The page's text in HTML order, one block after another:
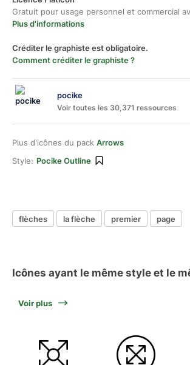
Gratuit pour usage personnel et commercial
Plus d'informations
Créditer le graphiste est obligatoire.
Comment créditer le graphiste ?
pocike
Voir toutes les 30,371 ressources
Plus d'icônes du pack Arrows
Style: Pocike Outline
flèches la flèche premier page
Icônes ayant le même style et le
Voir plus